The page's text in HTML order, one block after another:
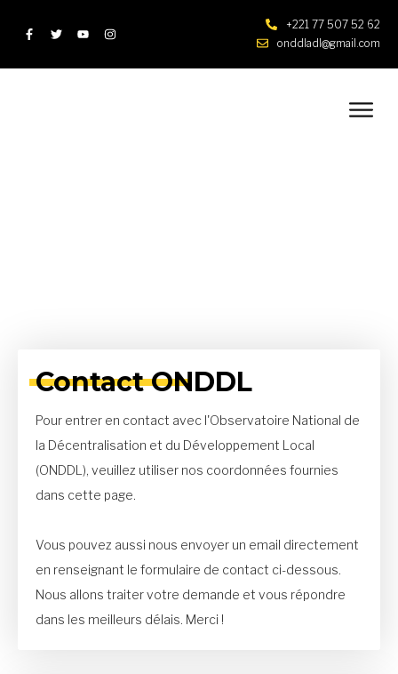
+221 77 507 52 62
onddladl@gmail.com
Contact ONDDL
Pour entrer en contact avec l'Observatoire National de
la Décentralisation et du Développement Local
(ONDDL), veuillez utiliser nos coordonnées fournies
dans cette page.
Vous pouvez aussi nous envoyer un email directement
en renseignant le formulaire de contact ci-dessous.
Nous allons traiter votre demande et vous répondre
dans les meilleurs délais. Merci !